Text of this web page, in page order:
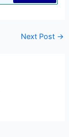
Next Post →